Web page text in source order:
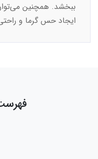
ببخشد. همچنین
ایجاد حس گرما و